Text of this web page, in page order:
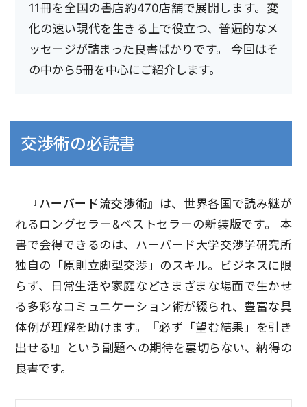
11冊を全国の書店約470店舗で展開します。変
化の速い現代を生きる上で役立つ、普遍的なメ
ッセージが詰まった良書ばかりです。 今回はそ
の中から5冊を中心にご紹介します。
交渉術の必読書
『ハーバード流交渉術』
は、世界各国で読み継が
れるロングセラー&ベストセラーの新装版です。 本
書で会得できるのは、ハーバード大学交渉学研究所
独自の「原則立脚型交渉」のスキル。ビジネスに限
らず、日常生活や家庭などさまざまな場面で生かせ
る多彩なコミュニケーション術が綴られ、豊富な具
体例が理解を助けます。『必ず「望む結果」を引き
出せる!』という副題への期待を裏切らない、納得の
良書です。